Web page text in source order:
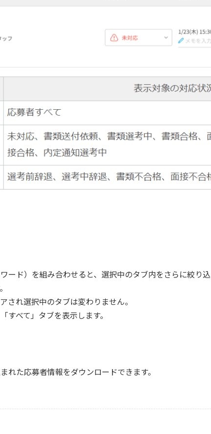
ード）を組み合わせると、選択中のタブ内をさらに絞り
され選択中のタブは変わりません。
べて」タブを表示します。
た応募者情報をダウンロードできます。